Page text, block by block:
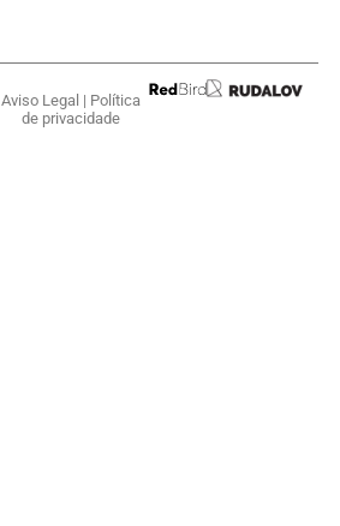
Aviso Legal | Política
de privacidade